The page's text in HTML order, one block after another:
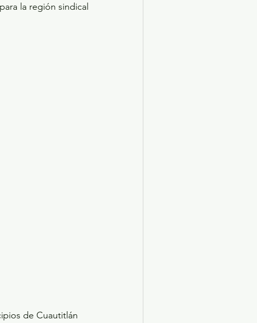
la región sindical
de Cuautitlán